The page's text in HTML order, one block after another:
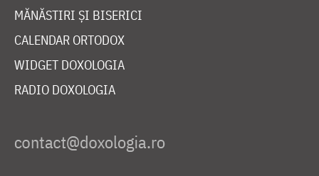
MĂNĂSTIRI ȘI BISERICI
CALENDAR ORTODOX
WIDGET DOXOLOGIA
RADIO DOXOLOGIA